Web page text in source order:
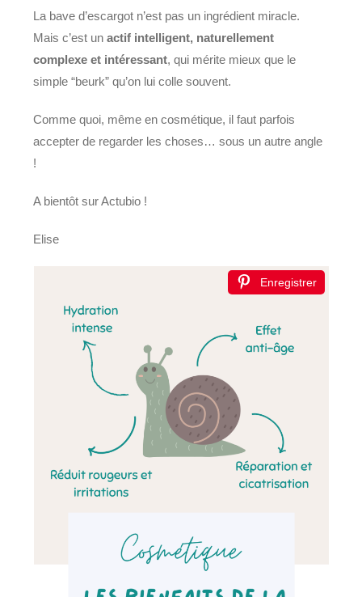
La bave d’escargot n’est pas un ingrédient miracle.
Mais c’est unactif intelligent, naturellement
complexe et intéressant, qui mérite mieux que le
simple “beurk” qu’on lui colle souvent.
Comme quoi, même en cosmétique, il faut parfois
accepter de regarder les choses… sous un autre angle
!
A bientôt sur Actubio !
Elise
Enregistrer